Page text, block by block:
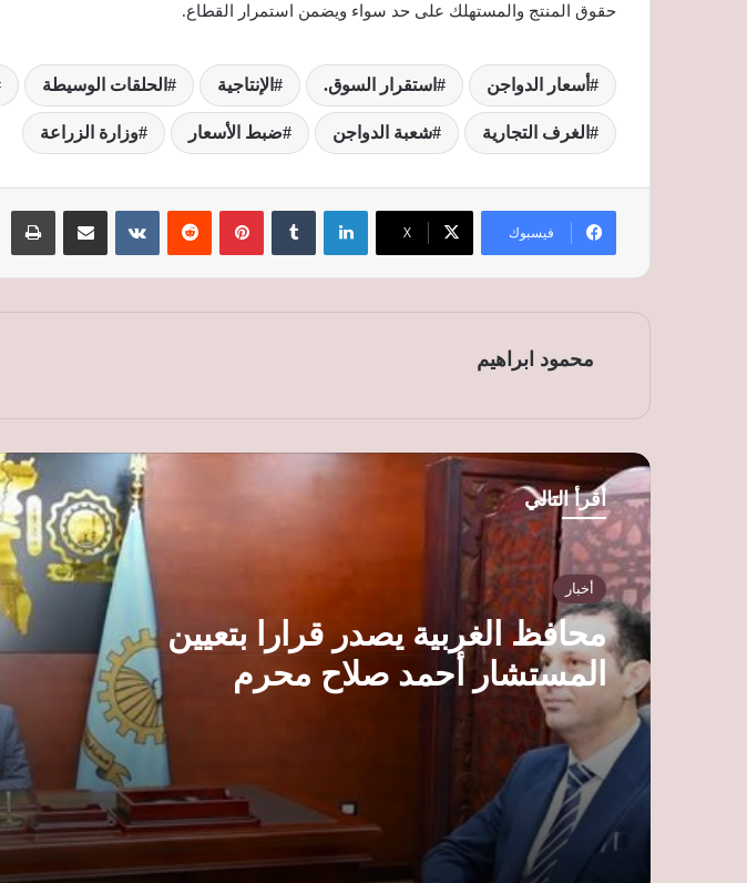
حقوق المنتج والمستهلك على حد سواء ويضمن استمرار القطاع.
أسعار الدواجن استقرار السوق. الإنتاجية الحلقات الوسيطة
الغرف التجارية شعبة الدواجن ضبط الأسعار وزارة الزراعة
فيسبوك ‫X
لينكدإن بينتيريست
محمود ابراهيم
أقرأ التالي
أخبار
محافظ الغربية يصدر قرارا بتعيين
المستشار أحمد صلاح محرم
مستشارا قانونيا للمحافظة
محافظ الغربية
أحمد صلاح
«التموين»:
السلعي في
تشمل المخابز
«التموين»:
الهدر ويمنح
رئيس شعبة
السياحي:
«السويدي
جديدًا بالفيوم
وضفائر